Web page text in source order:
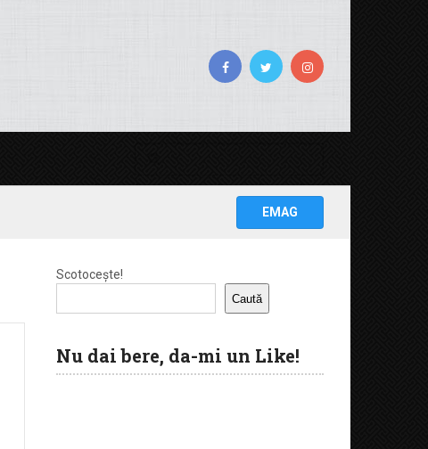
EMAG
Scotocește!
Caută
Nu dai bere, da-mi un Like!